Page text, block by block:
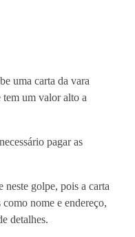
uma carta da vara
um valor alto a
pagar as
golpe, pois a carta
nome e endereço,
detalhes.